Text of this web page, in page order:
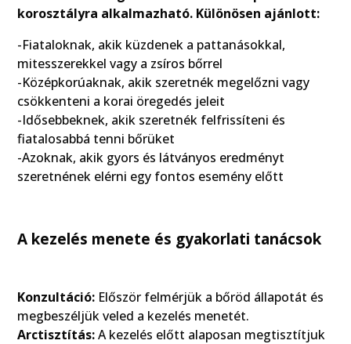
korosztályra alkalmazható. Különösen ajánlott:
-Fiataloknak, akik küzdenek a pattanásokkal,
mitesszerekkel vagy a zsíros bőrrel
-Középkorúaknak, akik szeretnék megelőzni vagy
csökkenteni a korai öregedés jeleit
-Idősebbeknek, akik szeretnék felfrissíteni és
fiatalosabbá tenni bőrüket
-Azoknak, akik gyors és látványos eredményt
szeretnének elérni egy fontos esemény előtt
A kezelés menete és gyakorlati tanácsok
Konzultáció: Először felmérjük a bőröd állapotát és
megbeszéljük veled a kezelés menetét.
Arctisztítás:A kezelés előtt alaposan megtisztítjuk